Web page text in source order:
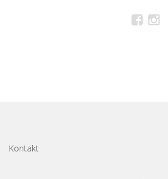
Kontakt